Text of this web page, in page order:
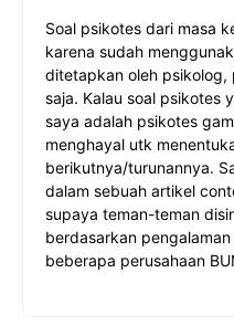
Soal psikotes dari masa
karena sudah
ditetapkan oleh
saja. Kalau soal psikotes
saya adalah psikotes
menghayal utk
berikutnya/turunannya.
dalam sebuah artikel
supaya teman-teman
berdasarkan
beberapa perusahaan